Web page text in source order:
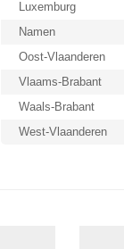
Luxemburg
Namen
Oost-Vlaanderen
Vlaams-Brabant
Waals-Brabant
West-Vlaanderen